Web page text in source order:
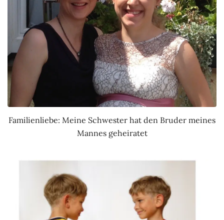
Familienliebe: Meine Schwester hat den Bruder meines
Mannes geheiratet